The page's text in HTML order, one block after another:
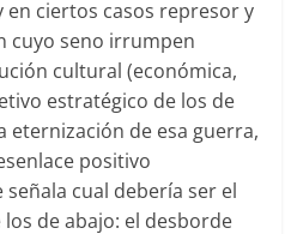
ciertos casos represor y
cuyo seno irrumpen
cultural (económica,
estratégico de los de
eternización de esa guerra,
positivo
cual debería ser el
de abajo: el desborde